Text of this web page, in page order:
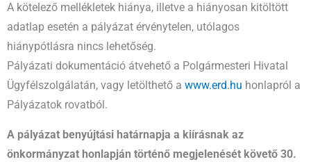
A kötelező mellékletek hiánya, illetve a hiányosan kitöltött
adatlap esetén a pályázat érvénytelen, utólagos
hiánypótlásra nincs lehetőség.
Pályázati dokumentáció átvehető a Polgármesteri Hivatal
Ügyfélszolgálatán, vagy letölthető a www.erd.hu honlapról a
Pályázatok rovatból.
A pályázat benyújtási határnapja a kiírásnak az
önkormányzat honlapján történő megjelenését követő 30.